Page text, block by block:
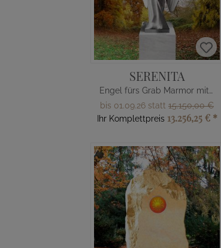
SERENITA
Engel fürs Grab Marmor mit Sockel
bis 01.09.26 statt 15.150,00 €
Ihr Komplettpreis 13.256,25 € *